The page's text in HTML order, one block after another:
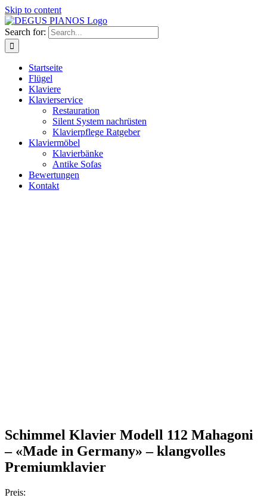
Skip to content
Search for:
Startseite
Flügel
Klaviere
Klavierservice
Restauration
Silent System nachrüsten
Klavierpflege Ratgeber
Klaviermöbel
Klavierbänke
Antike Sofas
Bewertungen
Kontakt
Schimmel Klavier Modell 112 Mahagoni
– «Made in Germany» – klangvolles
Premiumklavier
Preis: